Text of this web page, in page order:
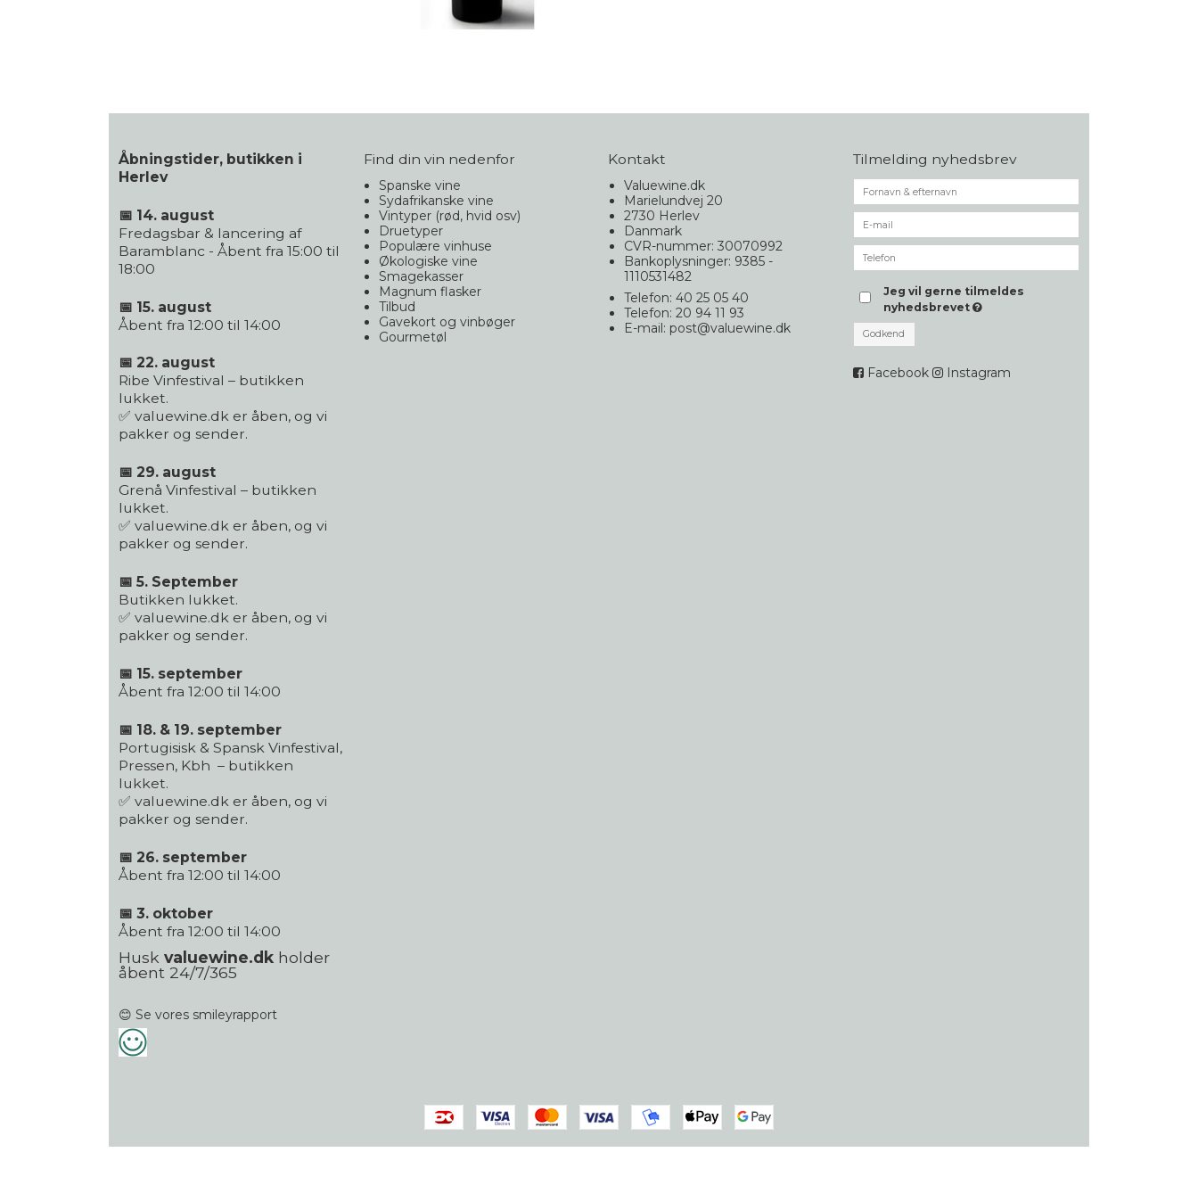
Åbningstider, butikken i
Herlev
📅 14. august
Fredagsbar & lancering af
Baramblanc - Åbent fra 15:00 til
18:00
📅 15. august
Åbent fra 12:00 til 14:00
📅 22. august
Ribe Vinfestival – butikken
lukket.
✅ valuewine.dk er åben, og vi
pakker og sender.
📅 29. august
Grenå Vinfestival – butikken
lukket.
✅ valuewine.dk er åben, og vi
pakker og sender.
📅 5. September
Butikken lukket.
✅ valuewine.dk er åben, og vi
pakker og sender.
📅 15. september
Åbent fra 12:00 til 14:00
📅 18. & 19. september
Portugisisk & Spansk Vinfestival,
Pressen, Kbh – butikken
lukket.
✅ valuewine.dk er åben, og vi
pakker og sender.
📅 26. september
Åbent fra 12:00 til 14:00
📅 3. oktober
Åbent fra 12:00 til 14:00
Husk valuewine.dk holder
åbent 24/7/365
😊 Se vores smileyrapport
Find din vin nedenfor
Spanske vine
Sydafrikanske vine
Vintyper (rød, hvid osv)
Druetyper
Populære vinhuse
Økologiske vine
Smagekasser
Magnum flasker
Tilbud
Gavekort og vinbøger
Gourmetøl
Kontakt
Valuewine.dk
Marielundvej 20
2730 Herlev
Danmark
CVR-nummer: 30070992
Bankoplysninger: 9385 -
1110531482
Telefon: 40 25 05 40
Telefon: 20 94 11 93
E-mail: post@valuewine.dk
Tilmelding nyhedsbrev
Jeg vil gerne tilmeldes
nyhedsbrevet
Godkend
Facebook Instagram